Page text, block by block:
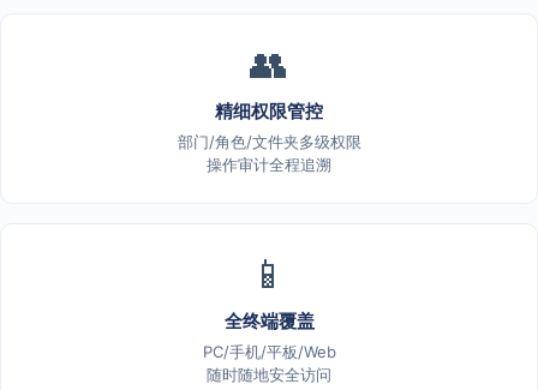
👥
精细权限管控
部门/角色/文件夹多级权限
操作审计全程追溯
📱
全终端覆盖
PC/手机/平板/Web
随时随地安全访问